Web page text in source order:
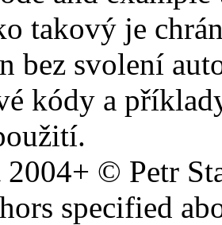
takový je
bez svolení
kódy a
2004+ © Petr
specified